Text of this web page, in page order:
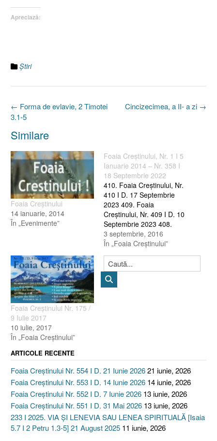
Apreciază:
Ştiri
Post
navigation
Cincizecimea, a II- a zi →
← Forma de evlavie, 2 Timotei
3.1-5
Similare
Foaia Creştinului
14 ianuarie, 2014
În „Evenimente”
Foaia Creştinului, Nr. 1 I 5
Ianuarie 2014 – Nr. 358 I
18 Septembrie 2022
410. Foaia Creştinului, Nr.
410 I D. 17 Septembrie
2023 409. Foaia
Creştinului, Nr. 409 I D. 10
Septembrie 2023 408.
Foaia Creştinului, Nr. 408 I
D. 3 Septembrie 2023 407.
D. 27 August 2023 406.
Foaia Creştinului, Nr. 406 I
D. 20 August 2023…
3 septembrie, 2016
În „Foaia Creştinului”
Foaia Creştinului Nr. 175 /
9 Iulie 2017
10 iulie, 2017
În „Foaia Creştinului”
ARTICOLE RECENTE
Foaia Creștinului Nr. 554 I D. 21 Iunie 202621 iunie, 2026
Foaia Creștinului Nr. 553 I D. 14 Iunie 2026 14 iunie, 2026
Foaia Creștinului Nr. 552 I D. 7 Iunie 2026 13 iunie, 2026
Foaia Creștinului Nr. 551 I D. 31 Mai 2026 13 iunie, 2026
233 I 2025. VIA ȘI LENEVIA SAU LENEA SPIRITUALĂ [Isaia
5.7 I 2 Petru 1.3-5] 21 August 2025 11 iunie, 2026